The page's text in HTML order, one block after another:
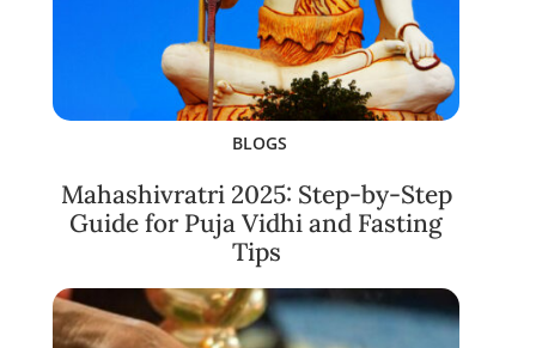
BLOGS
Mahashivratri 2025: Step-by-Step
Guide for Puja Vidhi and Fasting
Tips